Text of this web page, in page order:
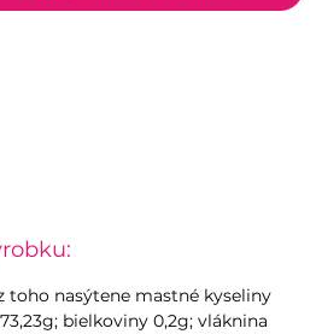
toho nasýtene mastné kyseliny
bielkoviny 0,2g; vláknina